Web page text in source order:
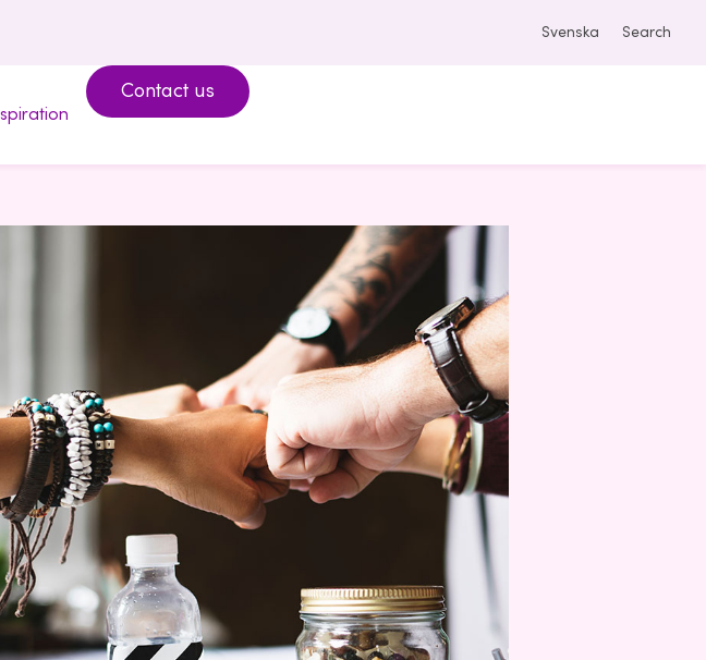
Svenska Search
Contact us